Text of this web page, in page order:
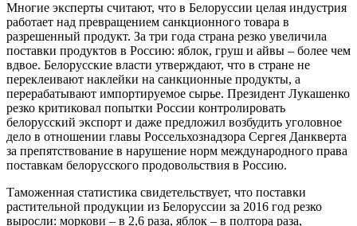
Многие эксперты считают, что в Белоруссии целая индустрия
работает над превращением санкционного товара в
разрешенный продукт. За три года страна резко увеличила
поставки продуктов в Россию: яблок, груш и айвы – более чем
вдвое. Белорусские власти утверждают, что в стране не
переклеивают наклейки на санкционные продукты, а
перерабатывают импортируемое сырье. Президент Лукашенко
резко критиковал попытки России контролировать
белорусский экспорт и даже предложил возбудить уголовное
дело в отношении главы Россельхознадзора Сергея Данкверта
за препятствование в нарушение норм международного права
поставкам белорусского продовольствия в Россию.
Таможенная статистика свидетельствует, что поставки
растительной продукции из Белоруссии за 2016 год резко
выросли: моркови – в 2,6 раза, яблок – в полтора раза,